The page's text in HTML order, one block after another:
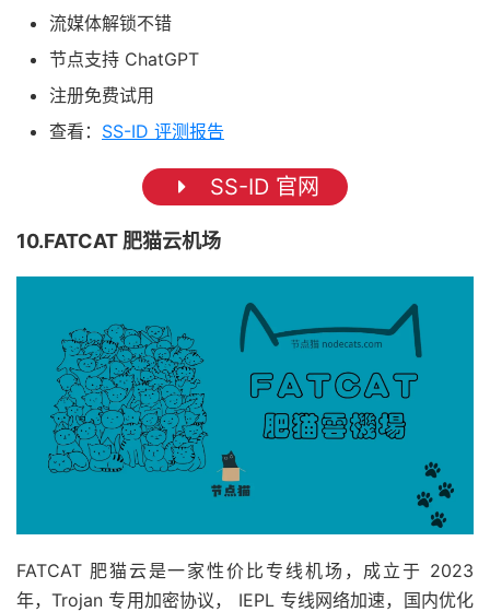
流媒体解锁不错
节点支持 ChatGPT
注册免费试用
查看： SS-ID 评测报告
SS-ID 官网
10.FATCAT 肥猫云机场
FATCAT 肥猫云是一家性价比专线机场，成立于 2023
年，Trojan 专用加密协议， IEPL 专线网络加速，国内优化